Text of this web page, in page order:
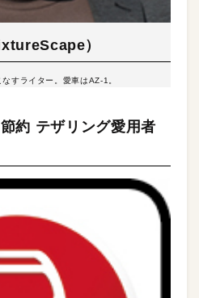
）
すライター。愛車はAZ-1。
約 テザリング愛用者